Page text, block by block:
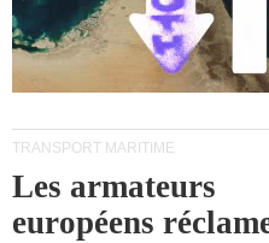
TRANSPORT MARITIME
Les armateurs
européens